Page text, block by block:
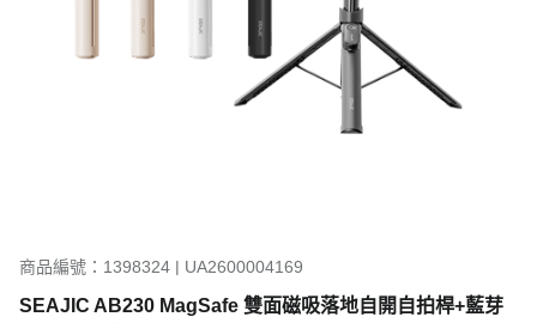
商品編號：1398324 | UA2600004169
SEAJIC AB230 MagSafe 雙面磁吸落地自開自拍桿+藍芽